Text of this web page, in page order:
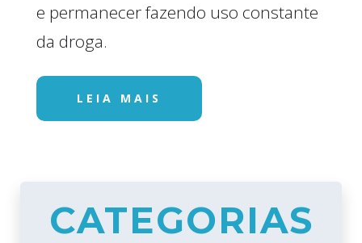
e permanecer fazendo uso constante
da droga.
LEIA MAIS
CATEGORIAS